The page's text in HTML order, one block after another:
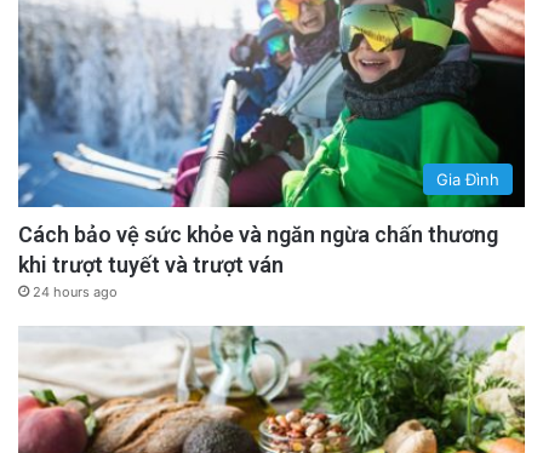
Gia Đình
Cách bảo vệ sức khỏe và ngăn ngừa chấn thương
khi trượt tuyết và trượt ván
24 hours ago